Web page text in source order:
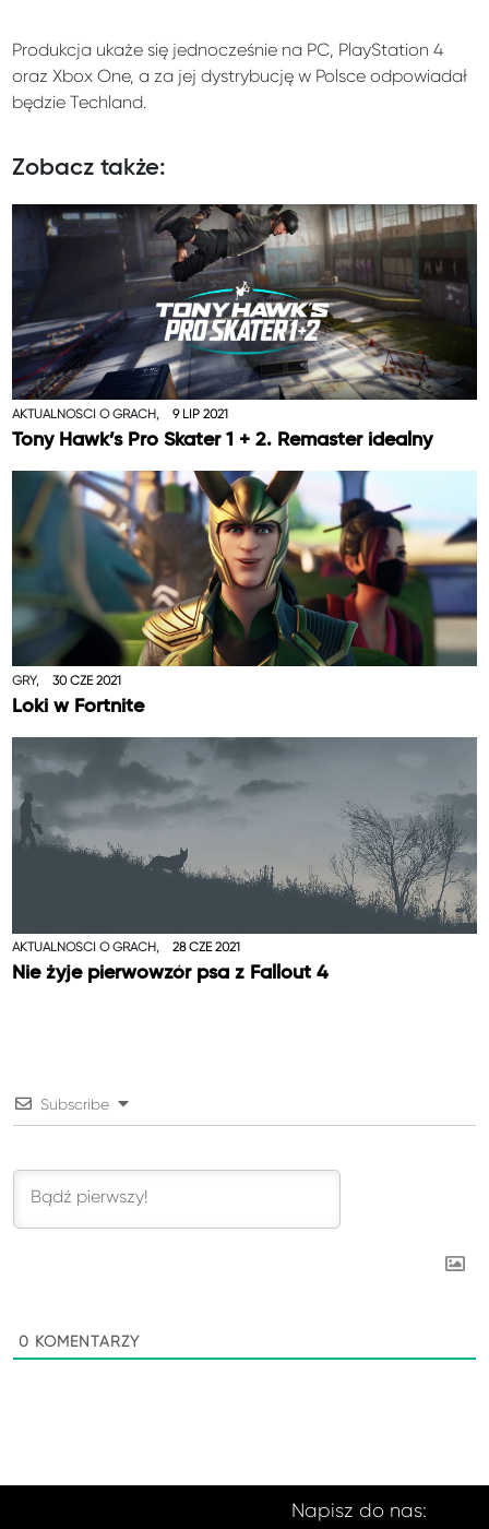
Produkcja ukaże się jednocześnie na PC, PlayStation 4
oraz Xbox One, a za jej dystrybucję w Polsce odpowiadał
będzie Techland.
Zobacz także:
AKTUALNOŚCI O GRACH, 9 LIP 2021
Tony Hawk’s Pro Skater 1 + 2. Remaster idealny
GRY, 30 CZE 2021
Loki w Fortnite
AKTUALNOŚCI O GRACH, 28 CZE 2021
Nie żyje pierwowzór psa z Fallout 4
Subscribe
0 KOMENTARZY
Napisz do nas: